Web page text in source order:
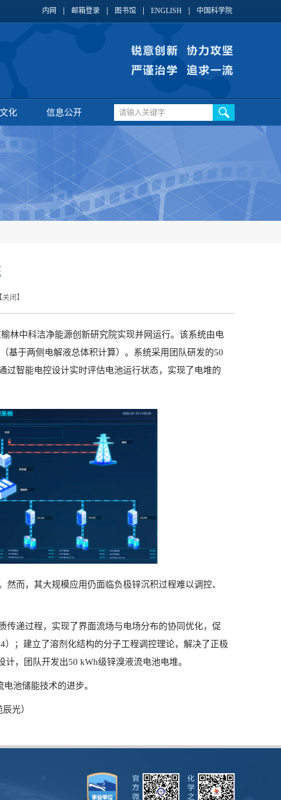
内网 邮箱登录 图书馆 ENGLISH 中国科学院
化 信息公开
关闭 】
林中科洁净能源创新研究院实现并网运行。该系统由电
（基于两侧电解液总体积计算）。系统采用团队研发的50
过智能电控设计实时评估电池运行状态，实现了电堆的
而，其大规模应用仍面临负极锌沉积过程难以调控、
递过程，实现了界面流场与电场分布的协同优化，促
）；建立了溶剂化结构的分子工程调控理论，解决了正极
计，团队开发出50 kWh级锌溴液流电池电堆。
池储能技术的进步。
光）